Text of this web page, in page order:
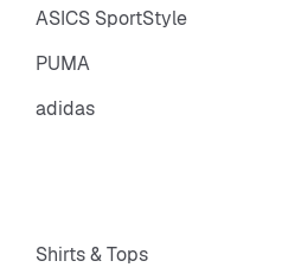
ASICS SportStyle
PUMA
adidas
Shirts & Tops